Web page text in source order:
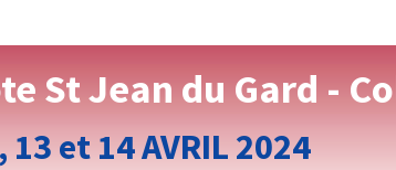
St Jean du Gard - Col
et 14 AVRIL 2024